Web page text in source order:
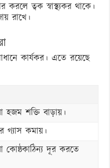
করলে ত্বক স্বাস্থ্যকর থাকে।
রাখে।
কার্যকর। এতে রয়েছে
হজম শক্তি বাড়ায়।
গ্যাস কমায়।
কোষ্ঠকাঠিন্য দূর করতে